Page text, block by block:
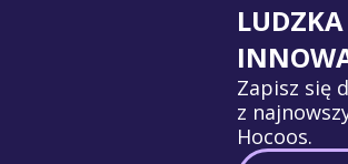
Zapisz się
z
Hocoos.